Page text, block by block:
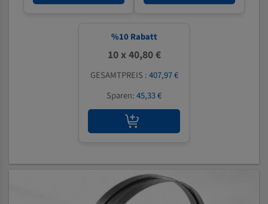
%10 Rabatt
10 x 40,80 €
GESAMTPREIS :407,97 €
Sparen:45,33 €